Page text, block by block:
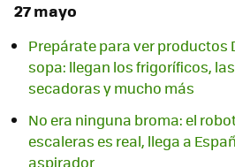
27 mayo
Prepárate para ver productos
sopa: llegan los frigoríficos,
secadoras y mucho más
No era ninguna broma: el
escaleras es real, llega a
aspirador